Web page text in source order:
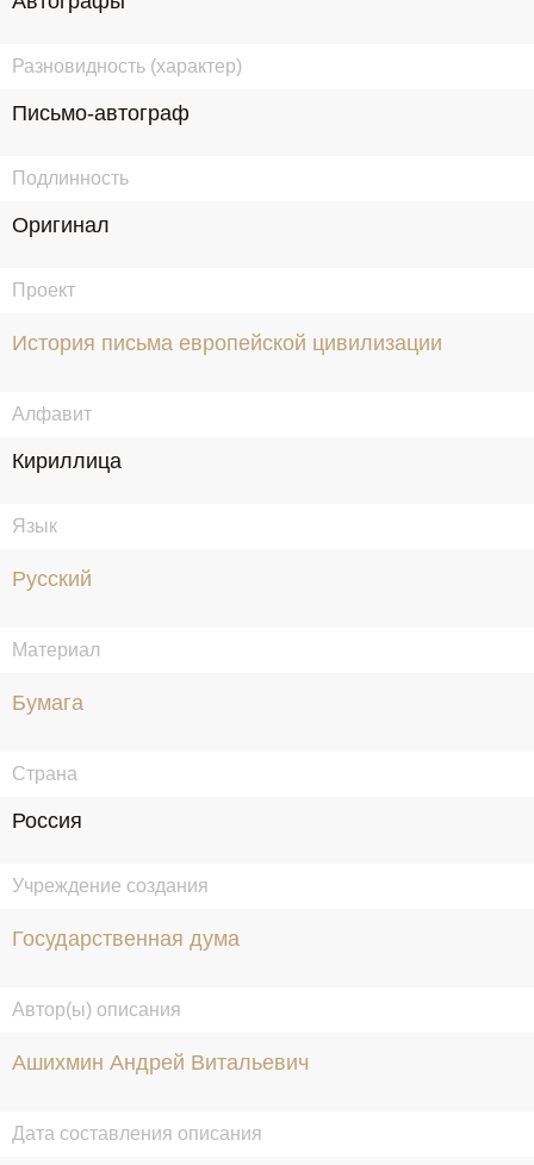
Разновидность (характер)
Письмо-автограф
Подлинность
Оригинал
Проект
История письма европейской цивилизации
Алфавит
Кириллица
Язык
Русский
Материал
Бумага
Страна
Россия
Учреждение создания
Государственная дума
Автор(ы) описания
Ашихмин Андрей Витальевич
Дата составления описания